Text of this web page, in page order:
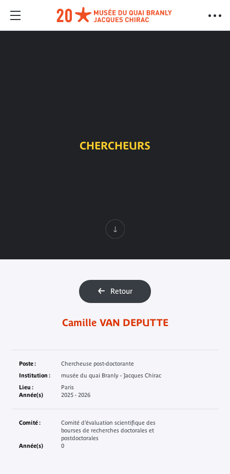
CHERCHEURS
Retour
Camille VAN DEPUTTE
Poste :
Chercheuse post-doctorante
Institution :
musée du quai Branly - Jacques Chirac
Lieu :
Paris
Année(s)
2025 - 2026
Comité :
Comité d’évaluation scientifique des
bourses de recherches doctorales et
postdoctorales
Année(s)
0